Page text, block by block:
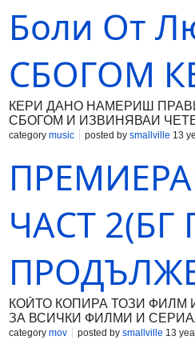
Боли От
СБОГОМ
КЕРИ ДАНО НАМЕРИШ
СБОГОМ И ИЗВИНЯВАИ
НОСИ НАКАЗАТЕЛНА
category music posted by smallville 13
ЧАСТ
КОЙТО КОПИРА ТОЗИ ФИЛМ
ЗА ВСИЧКИ ФИЛМИ И
category mov posted by smallville 13